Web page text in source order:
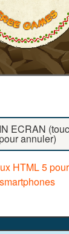
ECRAN
annuler)
HTML 5
smartphones